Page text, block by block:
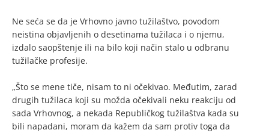
Ne seća se da je Vrhovno javno tužilaštvo, povodom
neistina objavljenih o desetinama tužilaca i o njemu,
izdalo saopštenje ili na bilo koji način stalo u odbranu
tužilačke profesije.
„Što se mene tiče, nisam to ni očekivao. Međutim, zarad
drugih tužilaca koji su možda očekivali neku reakciju od
sada Vrhovnog, a nekada Republičkog tužilaštva kada su
bili napadani, moram da kažem da sam protiv toga da